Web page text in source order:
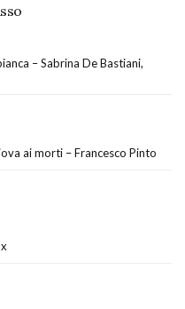
– Sabrina De Bastiani,
ai morti – Francesco Pinto